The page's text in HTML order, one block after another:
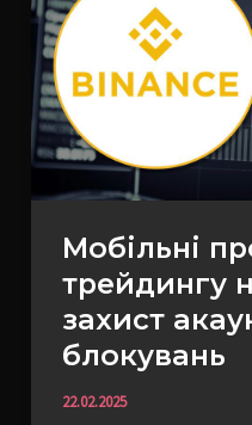
Мобільні
трейдингу
захист
блокувань
22.02.2025
для
трейдингу
на
Binance:
захист
акаунта
обхід
блокувань